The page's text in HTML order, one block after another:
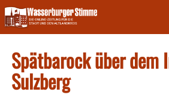
Skip
to
content
Spätbarock über dem
Sulzberg